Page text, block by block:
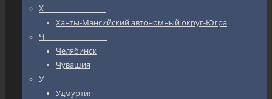
Х_________________
Ханты-Мансийский автономный округ-Югра
Ч_________________
Челябинск
Чувашия
У_________________
Удмуртия